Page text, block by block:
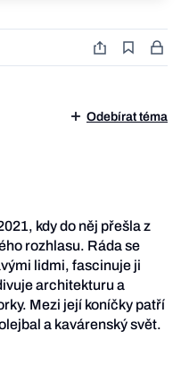
Odebírat téma
kdy do něj přešla z
rozhlasu. Ráda se
lidmi, fascinuje ji
architekturu a
Mezi její koníčky patří
a kavárenský svět.